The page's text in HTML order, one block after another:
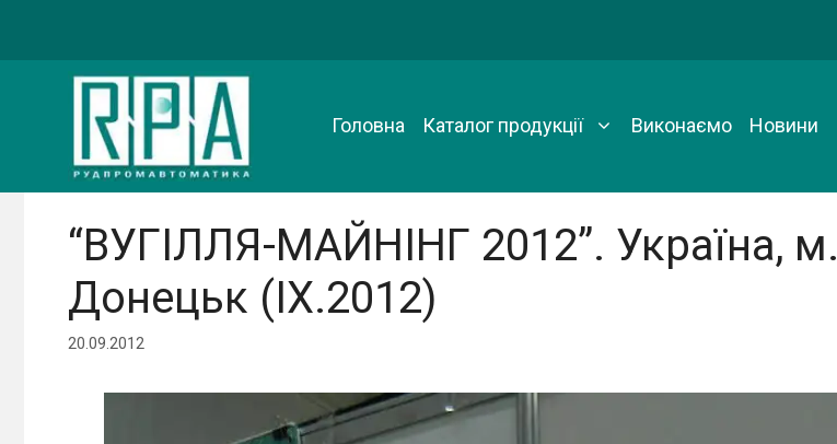
Головна Каталог продукції Виконаємо Новини
“ВУГІЛЛЯ-МАЙНІНГ 2012”. Українa, м.
Донецьк (IX.2012)
20.09.2012